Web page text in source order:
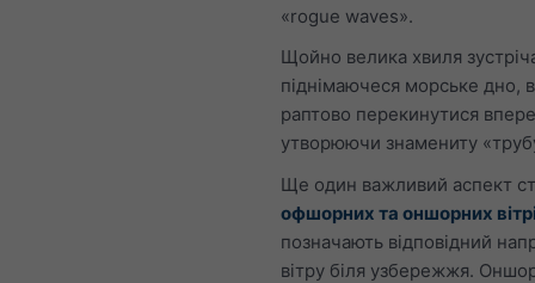
«rogue waves».
Щойно велика хвиля
піднімаючеся морське дно,
раптово перекинутися
утворюючи знамениту
Ще один важливий аспект
офшорних та оншорних
позначають відповідний
вітру біля узбережжя.